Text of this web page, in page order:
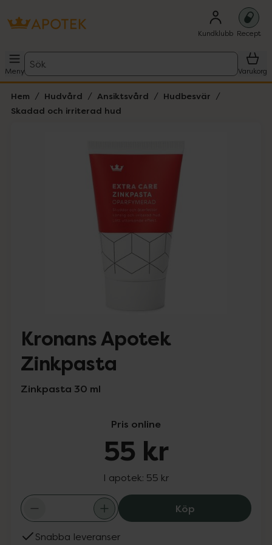
Kundklubb Recept
Meny
Sök
Varukorg
Hem Hudvård Ansiktsvård
Hudbesvär
Skadad och irriterad hud
Kronans Apotek
Zinkpasta
Zinkpasta 30 ml
Pris online
55 kr
I apotek: 55 kr
KöpKronans
Snabba leveranser